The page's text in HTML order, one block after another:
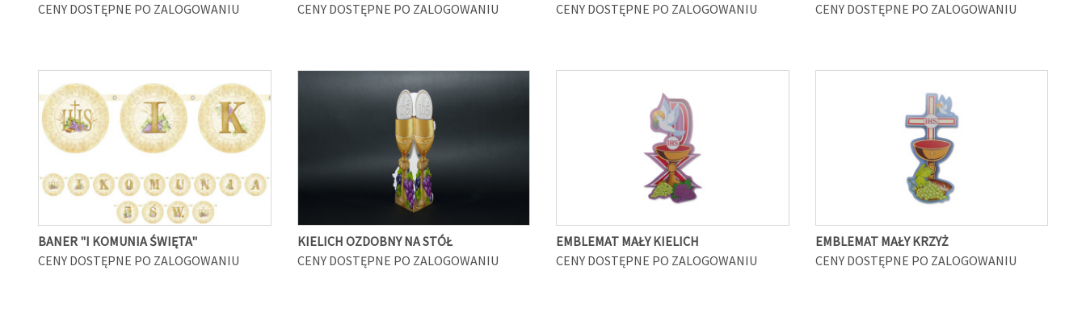
CENY DOSTĘPNE PO ZALOGOWANIU
CENY DOSTĘPNE PO ZALOGOWANIU
CENY DOSTĘPNE PO ZALOGOWANIU
CENY DOSTĘPNE PO ZALOGOWANIU
BANER "I KOMUNIA ŚWIĘTA"
CENY DOSTĘPNE PO ZALOGOWANIU
KIELICH OZDOBNY NA STÓŁ
CENY DOSTĘPNE PO ZALOGOWANIU
EMBLEMAT MAŁY KIELICH
CENY DOSTĘPNE PO ZALOGOWANIU
EMBLEMAT MAŁY KRZYŻ
CENY DOSTĘPNE PO ZALOGOWANIU